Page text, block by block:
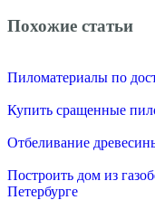
Похожие статьи
Пиломатериалы по
Купить сращенные
Отбеливание
Построить дом из
Петербурге